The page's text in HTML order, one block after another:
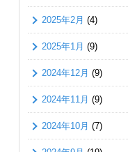
2025年2月 (4)
2025年1月 (9)
2024年12月 (9)
2024年11月 (9)
2024年10月 (7)